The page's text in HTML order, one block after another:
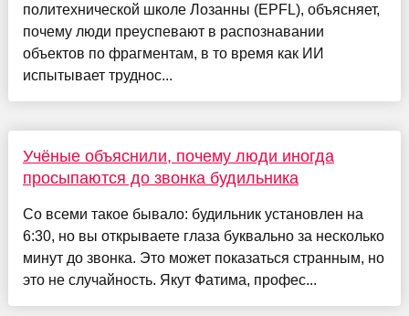
политехнической школе Лозанны (EPFL), объясняет,
почему люди преуспевают в распознавании
объектов по фрагментам, в то время как ИИ
испытывает труднос...
Учёные объяснили, почему люди иногда
просыпаются до звонка будильника
Со всеми такое бывало: будильник установлен на
6:30, но вы открываете глаза буквально за несколько
минут до звонка. Это может показаться странным, но
это не случайность. Якут Фатима, профес...